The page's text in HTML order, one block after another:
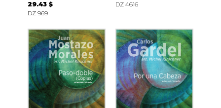
29.43 $
DZ 969
DZ 4616